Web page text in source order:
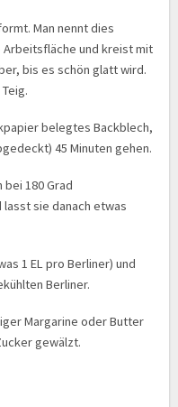
Man nennt dies
Arbeitsfläche und kreist mit
bis es schön glatt wird.
belegtes Backblech,
45 Minuten gehen.
180 Grad
sie danach etwas
1 EL pro Berliner) und
Berliner.
Margarine oder Butter
gewälzt.